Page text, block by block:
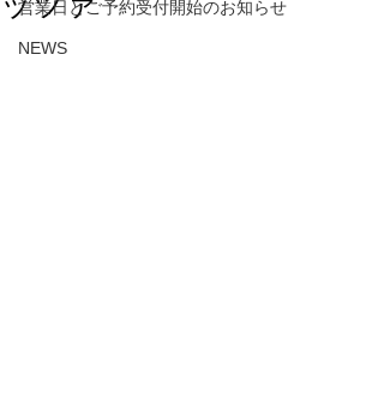
営業日とご予約受付開始のお知らせ
NEWS